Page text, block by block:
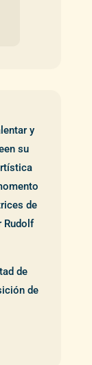
y
su
de
Rudolf
de
de